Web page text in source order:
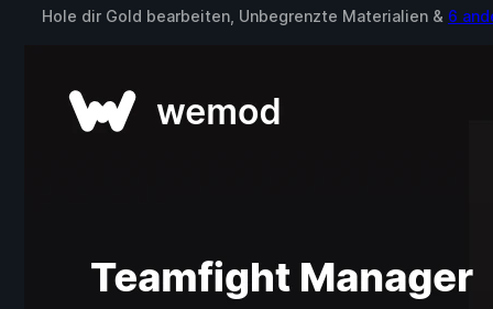
Hole dir Gold bearbeiten, Unbegrenzte Materialien & 6